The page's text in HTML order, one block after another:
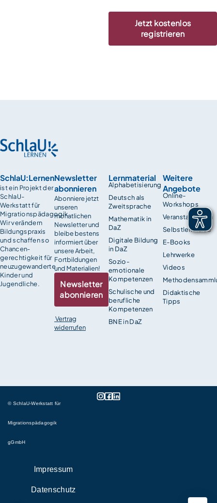
Jetzt kostenlos
registrieren
SchlaU:Lernen
ist ein Projekt der
SchlaU-
Werkstatt für
Migrationspädagogik.
Wir verändern
Bildungspraxis
und schaffen so
Chancen­
gerechtigkeit für
neuzugewanderte
Kinder und
Jugendliche.
Lernmaterial
Alphabetisierung
Deutsch als
Zweitsprache
Mathematik in
DaZ
Digitale Bildung
in DaZ
Sozio-
emotionale
Kompetenzen
Schulische und
berufliche
Kompetenzen
BNE in DaZ
Weitere
Angebote
Online-
Workshops
Veranstaltungen
Selbstlernkurse
E-Books
Lehrwerke
Videos
Didaktische
Tipps
Newsletter
abonnieren
Abonniere jetzt
unseren
monatlichen
Newsletter und
bleibe bestens
informiert über
unsere Arbeit,
Fortbildungen
und Materialien!
Newsletter
abonnieren
Vertrag
widerrufen
© SchlaU-Werkstatt für
Migrationspädagogik
gGmbH
Impressum
Datenschutz